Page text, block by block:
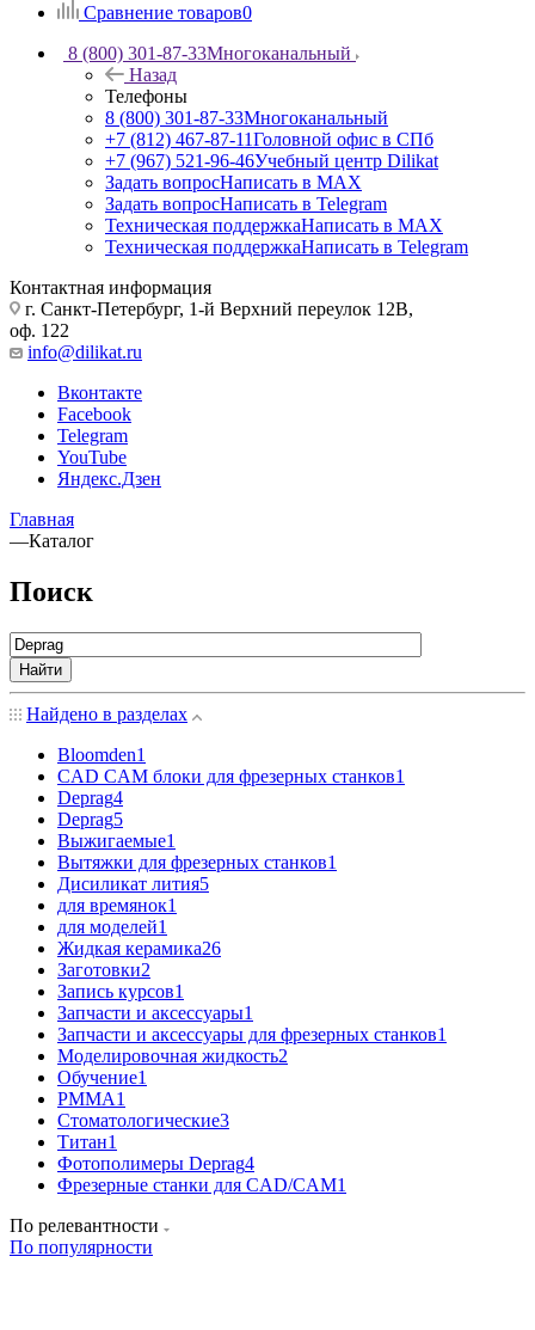
Сравнение товаров0
8 (800) 301-87-33Многоканальный
Назад
Телефоны
8 (800) 301-87-33Многоканальный
+7 (812) 467-87-11Головной офис в СПб
+7 (967) 521-96-46Учебный центр Dilikat
Задать вопросНаписать в MAX
Задать вопросНаписать в Telegram
Техническая поддержкаНаписать в MAX
Техническая поддержкаНаписать в Telegram
Контактная информация
г. Санкт-Петербург, 1-й Верхний переулок 12В,
оф. 122
info@dilikat.ru
Вконтакте
Facebook
Telegram
YouTube
Яндекс.Дзен
Главная
—Каталог
Поиск
Найти
Найдено в разделах
Bloomden1
CAD CAM блоки для фрезерных станков1
Deprag4
Deprag5
Выжигаемые1
Вытяжки для фрезерных станков1
Дисиликат лития5
для времянок1
для моделей1
Жидкая керамика26
Заготовки2
Запись курсов1
Запчасти и аксессуары1
Запчасти и аксессуары для фрезерных станков1
Моделировочная жидкость2
Обучение1
РММА1
Стоматологические3
Титан1
Фотополимеры Deprag4
Фрезерные станки для CAD/CAM1
По релевантности
По популярности